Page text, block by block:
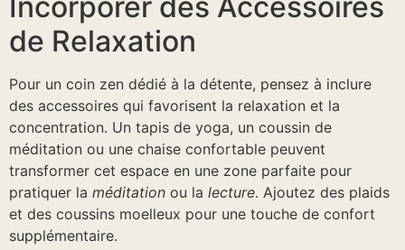
Incorporer des Accessoires
de Relaxation
Pour un coin zen dédié à la détente, pensez à inclure
des accessoires qui favorisent la relaxation et la
concentration. Un tapis de yoga, un coussin de
méditation ou une chaise confortable peuvent
transformer cet espace en une zone parfaite pour
pratiquer la méditation ou la lecture. Ajoutez des plaids
et des coussins moelleux pour une touche de confort
supplémentaire.